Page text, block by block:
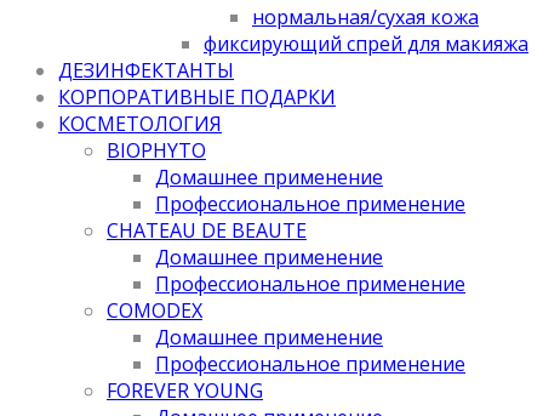
нормальная/cухая кожа
фиксирующий спрей для макияжа
ДЕЗИНФЕКТАНТЫ
КОРПОРАТИВНЫЕ ПОДАРКИ
КОСМЕТОЛОГИЯ
BIOPHYTO
Домашнее применение
Профессиональное применение
CHATEAU DE BEAUTE
Домашнее применение
Профессиональное применение
COMODEX
Домашнее применение
Профессиональное применение
FOREVER YOUNG